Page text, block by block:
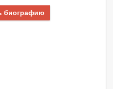
биографию